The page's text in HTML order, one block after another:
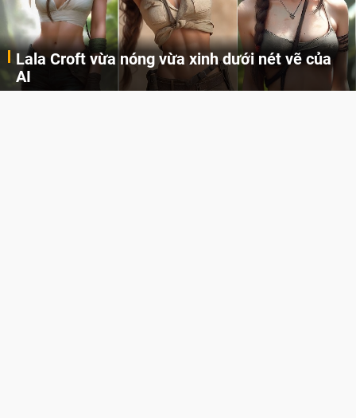
Lala Croft vừa nóng vừa xinh dưới nét vẽ của
AI